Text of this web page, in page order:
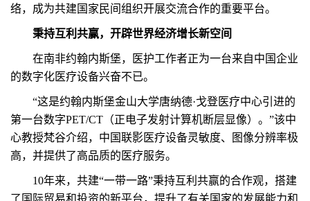
络，成为共建国家民间组织开展交流合作的重要平台。
秉持互利共赢，开辟世界经济增长新空间
在南非约翰内斯堡，医护工作者正为一台来自中国企业
的数字化医疗设备兴奋不已。
“这是约翰内斯堡金山大学唐纳德·戈登医疗中心引进的
第一台数字PET/CT（正电子发射计算机断层显像）。”该中
心教授梵谷介绍，中国联影医疗设备灵敏度、图像分辨率极
高，并提供了高品质的医疗服务。
10年来，共建“一带一路”秉持互利共赢的合作观，搭建
了国际贸易和投资的新平台，提升了有关国家的发展能力和